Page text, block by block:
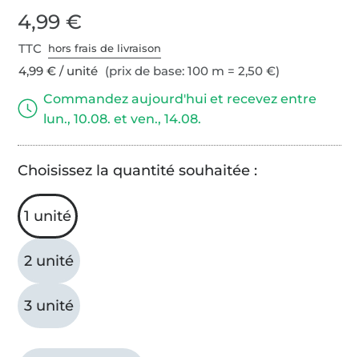
4,99 €
TTC hors frais de livraison
4,99 € / unité (prix de base: 100 m = 2,50 €)
Commandez aujourd'hui et recevez entre
lun., 10.08. et ven., 14.08.
Choisissez la quantité souhaitée :
1 unité
2 unité
3 unité